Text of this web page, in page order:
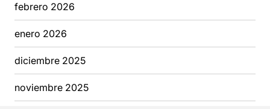
febrero 2026
enero 2026
diciembre 2025
noviembre 2025